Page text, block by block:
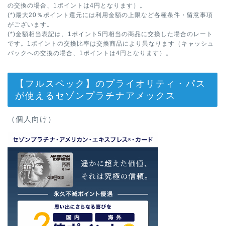
の交換の場合、1ポイントは4円となります）。
(*)最大20％ポイント還元には利用金額の上限など各種条件・留意事項
がございます。
(*)金額相当表記は、1ポイント5円相当の商品に交換した場合のレート
です。1ポイントの交換比率は交換商品により異なります（キャッシュ
バックへの交換の場合、1ポイントは4円となります）。
【フルスペック】のプライオリティ・パス
が使えるセゾンプラチナアメックス
（個人向け）